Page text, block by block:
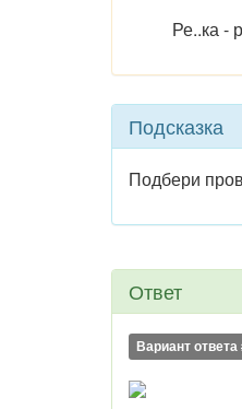
Ре..ка -
Подсказка
Подбери
Ответ
Вариант ответа